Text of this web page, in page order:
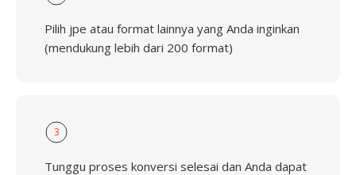
Pilih jpe atau format lainnya yang Anda inginkan
(mendukung lebih dari 200 format)
3
Tunggu proses konversi selesai dan Anda dapat